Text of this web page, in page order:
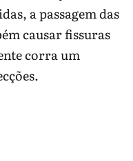
a passagem das
causar fissuras
corra um